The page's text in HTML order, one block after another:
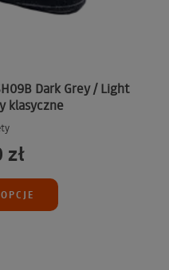
Dark Grey / Light
klasyczne
zł